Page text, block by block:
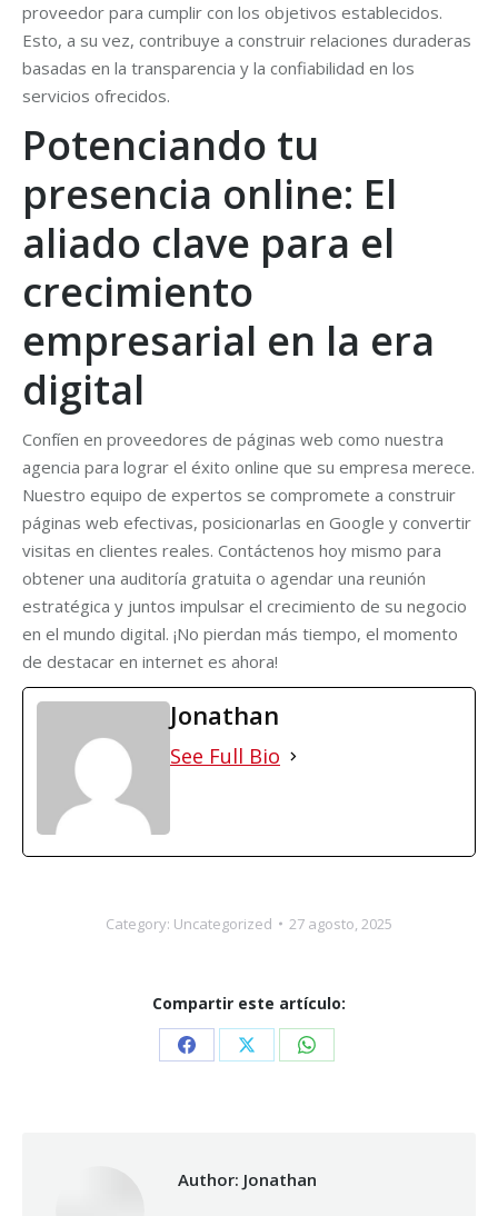
proveedor para cumplir con los objetivos establecidos.
Esto, a su vez, contribuye a construir relaciones duraderas
basadas en la transparencia y la confiabilidad en los
servicios ofrecidos.
Potenciando tu
presencia online: El
aliado clave para el
crecimiento
empresarial en la era
digital
Confíen en proveedores de páginas web como nuestra
agencia para lograr el éxito online que su empresa merece.
Nuestro equipo de expertos se compromete a construir
páginas web efectivas, posicionarlas en Google y convertir
visitas en clientes reales. Contáctenos hoy mismo para
obtener una auditoría gratuita o agendar una reunión
estratégica y juntos impulsar el crecimiento de su negocio
en el mundo digital. ¡No pierdan más tiempo, el momento
de destacar en internet es ahora!
Jonathan
See Full Bio
Category: Uncategorized 27 agosto, 2025
Compartir este artículo:
Share Share Share
Author: Jonathan